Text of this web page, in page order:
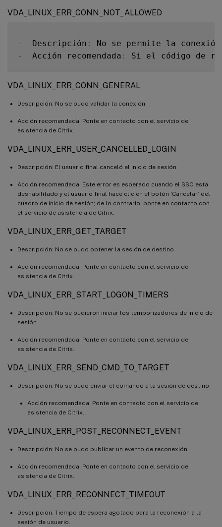
VDA_LINUX_ERR_CONN_NOT_ALLOWED
-
  Descripción
: No se permite la conexión
-
  Acción recomendada
: Si el código de
VDA_LINUX_ERR_CONN_GENERAL
Descripción: No se pudo validar la conexión.
Acción recomendada: Ponte en contacto con el servicio de
asistencia de Citrix.
VDA_LINUX_ERR_USER_CANCELLED_LOGIN
Descripción: El usuario final canceló el inicio de sesión.
Acción recomendada: Este error es esperado cuando el SSO está
deshabilitado y el usuario final hace clic en el botón ‘Cancelar’ del
cuadro de inicio de sesión; de lo contrario, ponte en contacto con
el servicio de asistencia de Citrix.
VDA_LINUX_ERR_GET_TARGET
Descripción: No se pudo obtener la sesión de destino.
Acción recomendada: Ponte en contacto con el servicio de
asistencia de Citrix.
VDA_LINUX_ERR_START_LOGON_TIMERS
Descripción: No se pudieron iniciar los temporizadores de inicio de
sesión.
Acción recomendada: Ponte en contacto con el servicio de
asistencia de Citrix.
VDA_LINUX_ERR_SEND_CMD_TO_TARGET
Descripción: No se pudo enviar el comando a la sesión de destino.
Acción recomendada: Ponte en contacto con el servicio de
asistencia de Citrix.
VDA_LINUX_ERR_POST_RECONNECT_EVENT
Descripción: No se pudo publicar un evento de reconexión.
Acción recomendada: Ponte en contacto con el servicio de
asistencia de Citrix.
VDA_LINUX_ERR_RECONNECT_TIMEOUT
Descripción: Tiempo de espera agotado para la reconexión a la
sesión de usuario.